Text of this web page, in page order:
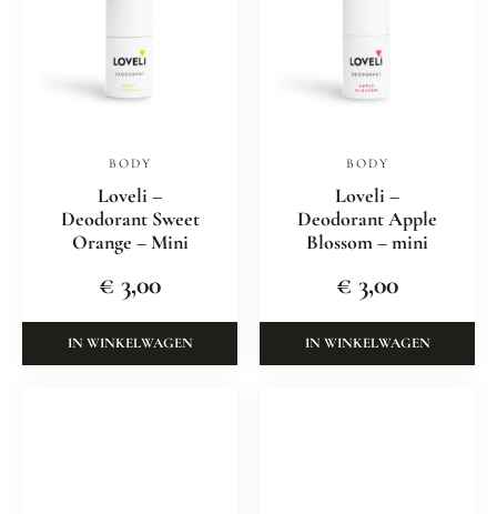
BODY
Loveli –
Deodorant Sweet
Orange – Mini
€ 3,00
IN WINKELWAGEN
BODY
Loveli –
Deodorant Apple
Blossom – mini
€ 3,00
IN WINKELWAGEN